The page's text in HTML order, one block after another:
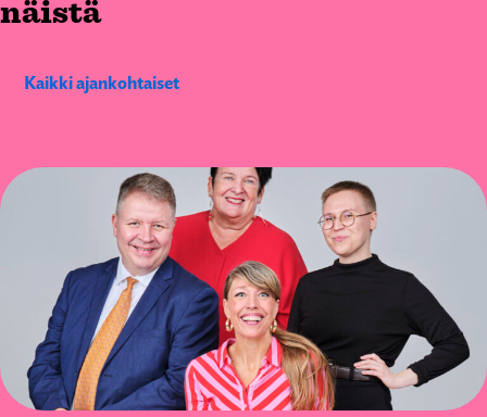
näistä
Kaikki ajankohtaiset